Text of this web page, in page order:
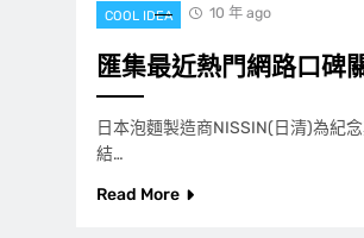
COOL IDEA 10 年 ago
匯集最近熱門網路口碑
日本泡麵製造商NISSIN(日清)為紀
結…
Read More